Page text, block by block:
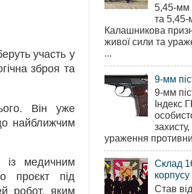
участь у
зброя та
Він уже
найближчим
із медичним
проєкт під
робот, яким
5,45-мм
та 5,45-
Калашникова
живої сили та
...
9-мм
9-мм
Індекс
ураження
Склад
Став